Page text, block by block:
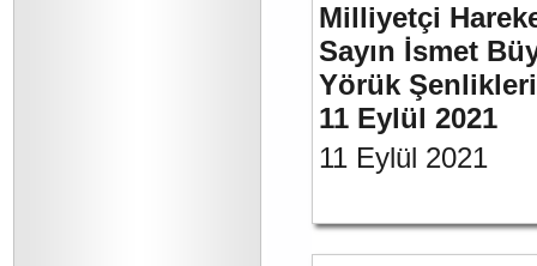
Milliyetçi
Sayın İsmet
Yörük
11 Eylül 2021
11 Eylül 2021